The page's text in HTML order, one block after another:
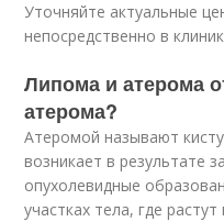
Уточняйте актуальные
непосредственно в
Липома и атерома
атерома?
Атеромой называют
возникает в результате
опухолевидные
участках тела, где